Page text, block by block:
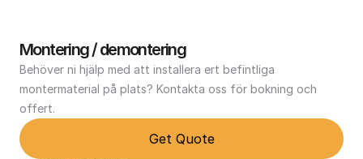
Montering / demontering
Behöver ni hjälp med att installera ert befintliga
montermaterial på plats? Kontakta oss för bokning och
offert.
Get Quote
Conditions